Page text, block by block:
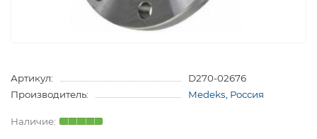
Артикул:
D270-02676
Производитель:
Medeks, Россия